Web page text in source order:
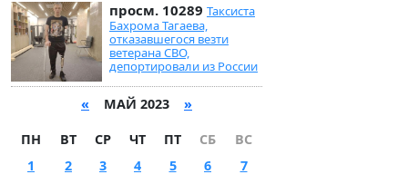
просм. 10289 Таксиста
Бахрома Тагаева,
отказавшегося везти
ветерана СВО,
депортировали из России
« МАЙ 2023 »
ПН ВТ СР ЧТ ПТ СБ
ВС
1
2 3 4 5 6
7